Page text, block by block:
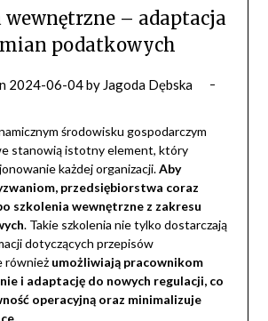
wewnętrzne – adaptacja
podatkowych
2024-06-04by Jagoda Dębska
środowisku gospodarczym
stanowią istotny element, który
każdej organizacji.Aby
przedsiębiorstwa coraz
szkolenia wewnętrzne z zakresu
. Takie szkolenia nie tylko dostarczają
dotyczących przepisów
również umożliwiają pracownikom
i adaptację do nowych regulacji, co
operacyjną oraz minimalizuje